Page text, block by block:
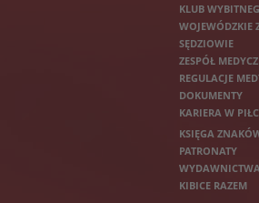
KLUB
WOJEWÓDZKIE
SĘDZIOWIE
ZESPÓŁ
REGULACJE
DOKUMENTY
KARIERA W
KSIĘGA
PATRONATY
KIBICE RAZEM